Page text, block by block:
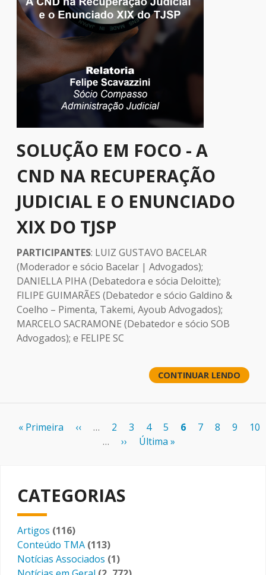
SOLUÇÃO EM FOCO - A
CND NA RECUPERAÇÃO
JUDICIAL E O ENUNCIADO
XIX DO TJSP
PARTICIPANTES: LUIZ GUSTAVO BACELAR
(Moderador e sócio Bacelar | Advogados);
DANIELLA PIHA (Debatedora e sócia Deloitte);
FILIPE GUIMARÃES (Debatedor e sócio Galdino &
Coelho – Pimenta, Takemi, Ayoub Advogados);
MARCELO SACRAMONE (Debatedor e sócio SOB
Advogados); e FELIPE SC
CONTINUAR LENDO
Paginação
Primeira
« Primeira
Página
anterior
‹‹ … Page
2 Page
3 Page
4 Page
5
Página
6 Page
7 Page
8 Page
9
10
…
Próxima
››
Última
Última »
CATEGORIAS
Artigos (116)
Conteúdo TMA (113)
Notícias Associados (1)